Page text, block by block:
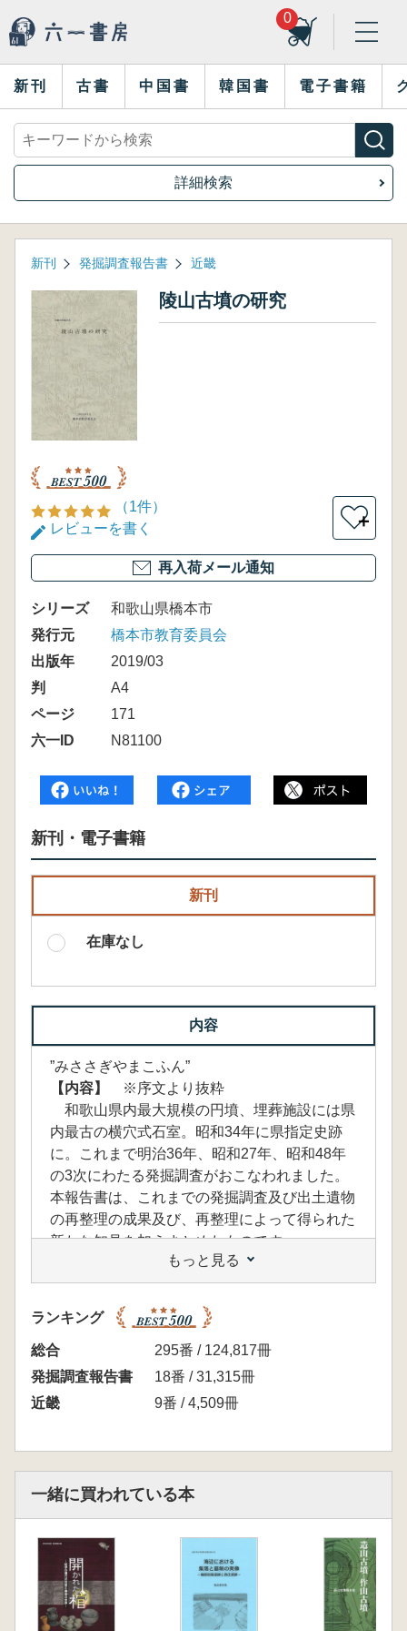
0
新刊 古書 中国書 韓国書 電子書籍
詳細検索
新刊 発掘調査報告書 近畿
陵山古墳の研究
（1件）
レビューを書く
＋
再入荷メール通知
シリーズ
和歌山県橋本市
発行元
橋本市教育委員会
出版年
2019/03
判
A4
ページ
171
六一ID
N81100
新刊・電子書籍
新刊
在庫なし
内容
”みささぎやまこふん”
【内容】
※序文より抜粋
和歌山県内最大規模の円墳、埋葬施設には県
内最古の横穴式石室。昭和34年に県指定史跡
に。これまで明治36年、昭和27年、昭和48年
の3次にわたる発掘調査がおこなわれました。
本報告書は、これまでの発掘調査及び出土遺物
の再整理の成果及び、再整理によって得られた
新たな知見を加えまとめたものです。
巻頭カラー写真
第1章 経緯と経過
第1節 経緯
第2節 経過
第2章 位置と環境
第1節 地理的環境
調査
掘調査
第4節 昭和48年(1973)の橋本市教育委員会に
よる発掘調査
第4章 墳丘と埋葬施設
もっと見る
ランキング
総合
295番 / 124,817冊
発掘調査報告書
18番 / 31,315冊
近畿
9番 / 4,509冊
一緒に買われている本